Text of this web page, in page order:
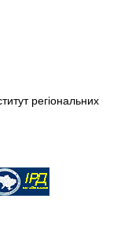
регіональних